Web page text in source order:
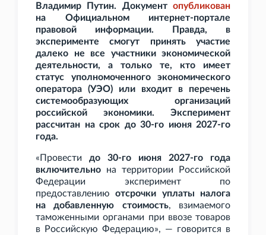
Владимир Путин. Документ опубликован
на Официальном интернет-портале
правовой информации. Правда, в
эксперименте смогут принять участие
далеко не все участники экономической
деятельности, а только те, кто имеет
статус уполномоченного экономического
оператора (УЭО) или входит в перечень
системообразующих организаций
российской экономики. Эксперимент
рассчитан на срок до 30-го июня 2027-го
года.
«Провести до 30-го июня 2027-го года
включительно на территории Российской
Федерации эксперимент по
предоставлениюотсрочки уплаты налога
на добавленную стоимость, взимаемого
таможенными органами при ввозе товаров
в Российскую Федерацию», — говорится в